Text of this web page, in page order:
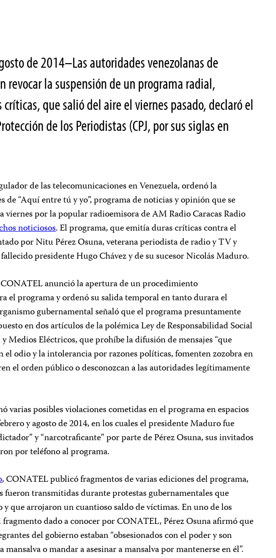
de 2014–Las autoridades venezolanas de
revocar la suspensión de un programa radial,
críticas, que salió del aire el viernes pasado, declaró el
de los Periodistas (CPJ, por sus siglas en
de las telecomunicaciones en Venezuela, ordenó la
de “Aquí entre tú y yo”, programa de noticias y opinión que se
viernes por la popular radioemisora de AM Radio Caracas Radio
s noticiosos. El programa, que emitía duras críticas contra el
por Nitu Pérez Osuna, veterana periodista de radio y TV y
presidente Hugo Chávez y de su sucesor Nicolás Maduro.
anunció la apertura de un procedimiento
el programa y ordenó su salida temporal en tanto durara el
gubernamental señaló que el programa presuntamente
en dos artículos de la polémica Ley de Responsabilidad Social
Medios Eléctricos, que prohíbe la difusión de mensajes “que
el odio y la intolerancia por razones políticas, fomenten zozobra en
el orden público o desconozcan a las autoridades legítimamente
varias posibles violaciones cometidas en el programa en espacios
y agosto de 2014, en los cuales el presidente Maduro fue
y “narcotraficante” por parte de Pérez Osuna, sus invitados
por teléfono al programa.
, CONATEL publicó fragmentos de varias ediciones del programa,
fueron transmitidas durante protestas gubernamentales que
y que arrojaron un cuantioso saldo de víctimas. En uno de los
fragmento dado a conocer por CONATEL, Pérez Osuna afirmó que
del gobierno estaban “obsesionados con el poder y son
mansalva o mandar a asesinar a mansalva por mantenerse en él”.